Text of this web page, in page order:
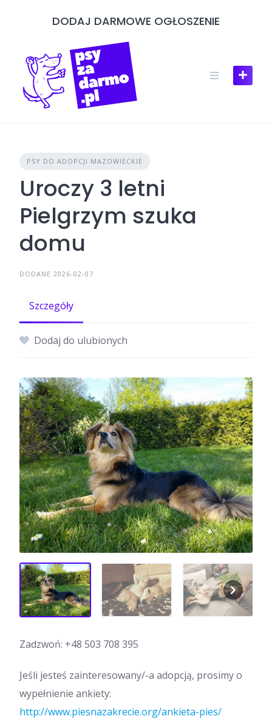
DODAJ DARMOWE OGŁOSZENIE
PSY DO ADOPCJI MAZOWIECKIE
Uroczy 3 letni
Pielgrzym szuka
domu
DODANE 2026-02-07
Szczegóły
Dodaj do ulubionych
Zadzwoń: +48 503 708 395
Jeśli jesteś zainteresowany/-a adopcją, prosimy o
wypełnienie ankiety:
http://www.piesnazakrecie.org/ankieta-pies/